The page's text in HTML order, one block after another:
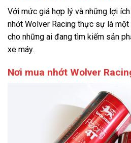
Với mức giá hợp lý và những lợi
nhớt Wolver Racing thực sự là
cho những ai đang tìm kiếm sản
xe máy.
Nơi mua nhớt Wolver